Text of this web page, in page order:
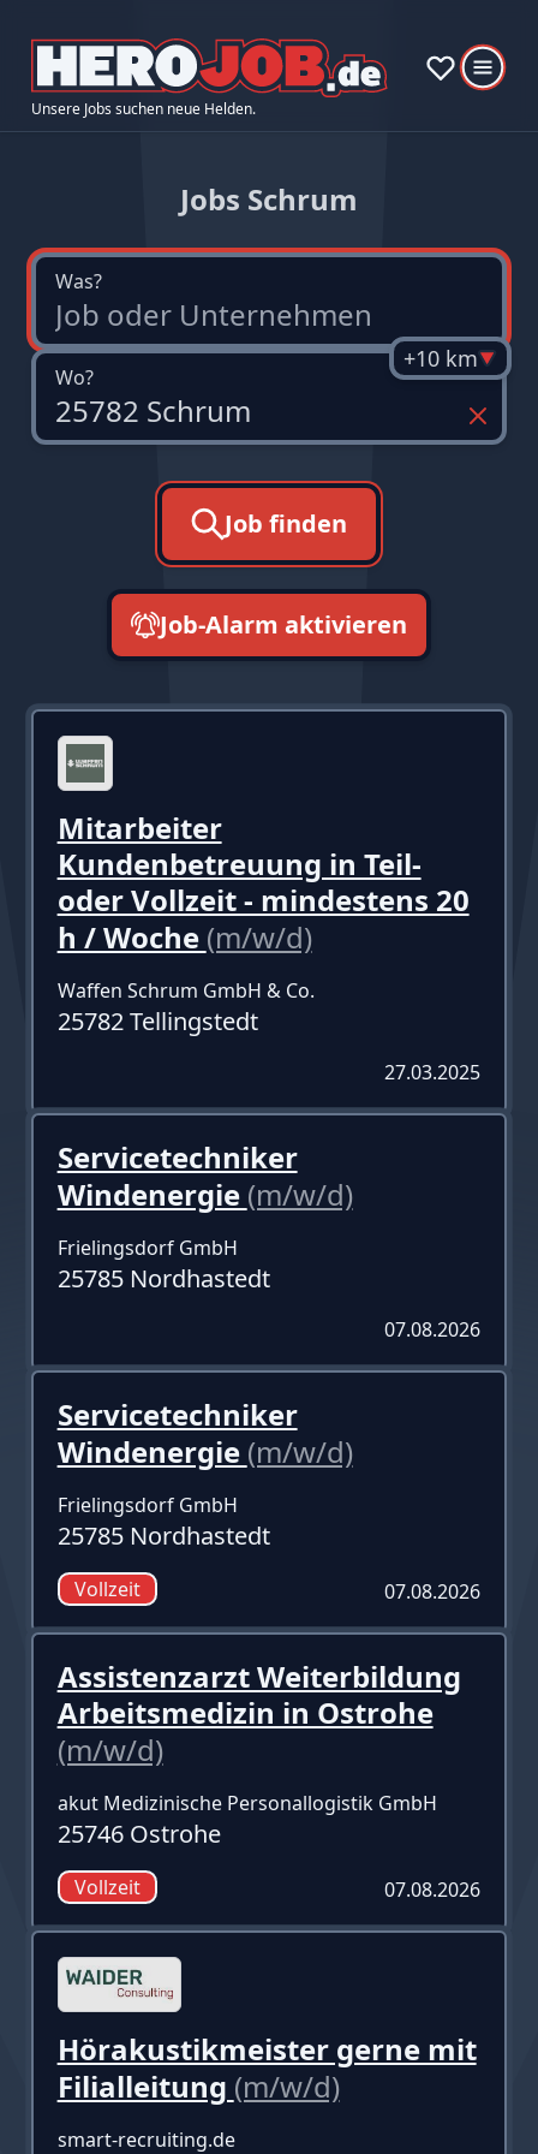
Unsere Jobs suchen neue Helden.
Jobs Schrum
Was?
Wo?
+10 km
Job finden
Job-Alarm aktivieren
Mitarbeiter
Kundenbetreuung in Teil-
oder Vollzeit - mindestens 20
h / Woche (m/w/d)
Waffen Schrum GmbH & Co.
25782 Tellingstedt
27.03.2025
Servicetechniker
Windenergie (m/w/d)
Frielingsdorf GmbH
25785 Nordhastedt
07.08.2026
Servicetechniker
Windenergie (m/w/d)
Frielingsdorf GmbH
25785 Nordhastedt
Vollzeit 07.08.2026
Assistenzarzt Weiterbildung
Arbeitsmedizin in Ostrohe
(m/w/d)
akut Medizinische Personallogistik GmbH
25746 Ostrohe
Vollzeit 07.08.2026
Hörakustikmeister gerne mit
Filialleitung (m/w/d)
smart-recruiting.de